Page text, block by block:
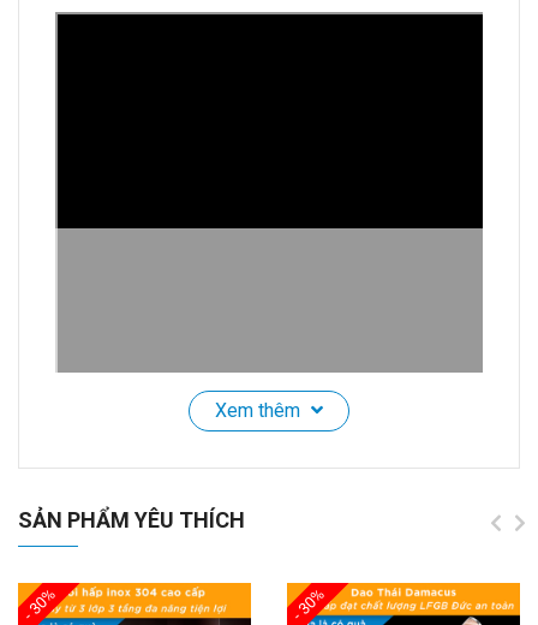
Kèm Thìa và Khay
Khám pháBộ Lọ Đựng Gia Vị được làm từthủy tinh
Xem thêm
SẢN PHẨM YÊU THÍCH
- 30% - 30%